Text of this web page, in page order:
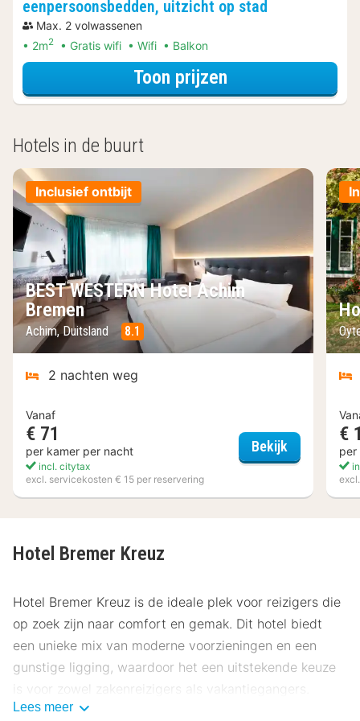
eenpersoonsbedden, uitzicht op stad
Max. 2 volwassenen
2m2 Gratis wifi Wifi Balkon
Toon prijzenvoor Klassieke
Hotels in de buurt
Inclusief ontbijt
BEST WESTERN Hotel Achim
Bremen
Achim, Duitsland 8.1
2 nachten weg
Vanaf
€ 71
per kamer per nacht
incl. citytax
excl. servicekosten € 15 per reservering
Bekijk BEST
€
per
Hotel Bremer Kreuz
Hotel Bremer Kreuz is de ideale plek voor reizigers die
op zoek zijn naar comfort en gemak. Dit hotel biedt
een unieke mix van moderne voorzieningen en een
gunstige ligging, waardoor het een uitstekende keuze
is voor zowel zakenreizigers als vakantiegangers.
Lees meer